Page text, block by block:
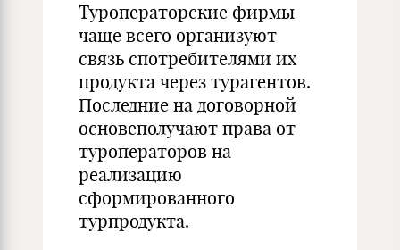
Туроператорские фирмы
чаще всего организуют
связь спотребителями их
продукта через турагентов.
Последние на договорной
основеполучают права от
туроператоров на
реализацию
сформированного
турпродукта.